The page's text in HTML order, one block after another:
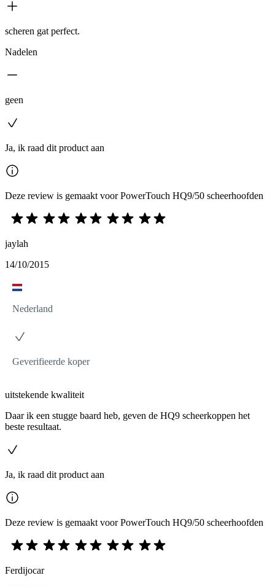
scheren gat perfect.
Nadelen
geen
Ja, ik raad dit product aan
Deze review is gemaakt voor PowerTouch HQ9/50 scheerhoofden
jaylah
14/10/2015
Nederland
Geverifieerde koper
uitstekende kwaliteit
Daar ik een stugge baard heb, geven de HQ9 scheerkoppen het
beste resultaat.
Ja, ik raad dit product aan
Deze review is gemaakt voor PowerTouch HQ9/50 scheerhoofden
Ferdijocar